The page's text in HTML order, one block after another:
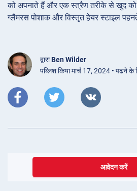
को अपनाते हैं और एक स्त्रैण तरीके से खुद
ग्लैमरस पोशाक और विस्तृत हेयर स्टाइल
द्वाराBen Wilder
पब्लिश किया मार्च 17, 2024 • पढने के
आवेदन करें